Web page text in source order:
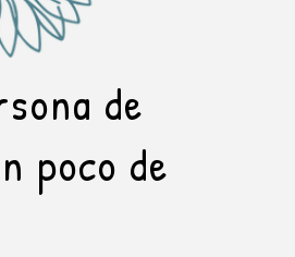
de
poco de